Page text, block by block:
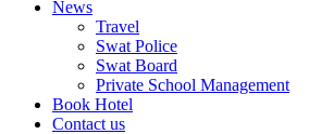
News
Travel
Swat Police
Swat Board
Private School Management
Book Hotel
Contact us